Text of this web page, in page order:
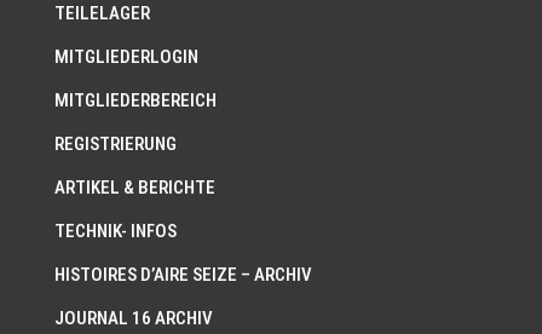
TEILELAGER
MITGLIEDERLOGIN
MITGLIEDERBEREICH
REGISTRIERUNG
ARTIKEL & BERICHTE
TECHNIK- INFOS
HISTOIRES D’AIRE SEIZE – ARCHIV
JOURNAL 16 ARCHIV